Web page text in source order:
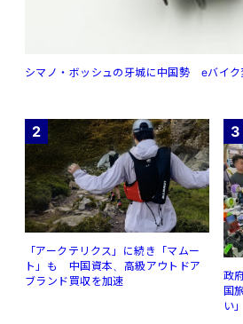
シマノ・ボッシュの牙城に中国勢 eバイク
2
「アークテリクス」に続き「マムー
ト」も 中国資本、高級アウトドア
ブランド買収を加速
3
政
国
い」